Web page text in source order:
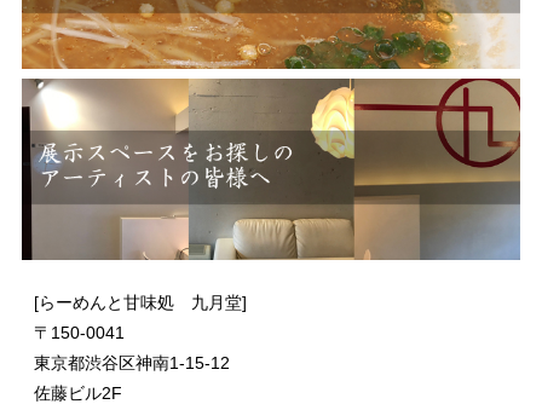
[らーめんと甘味処 九月堂]
〒 150-0041
東京都渋谷区神南1-15-12
佐藤ビル2F